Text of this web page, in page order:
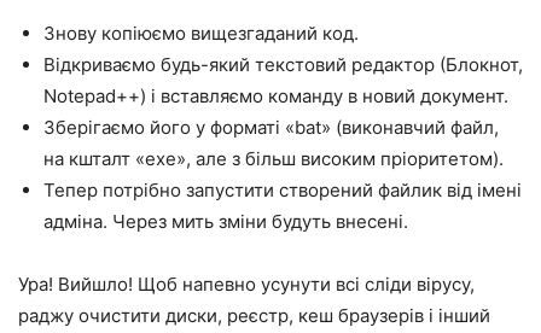
Знову копіюємо вищезгаданий код.
Відкриваємо будь-який текстовий редактор (Блокнот,
Notepad++) і вставляємо команду в новий документ.
Зберігаємо його у форматі «bat» (виконавчий файл,
на кшталт «exe», але з більш високим пріоритетом).
Тепер потрібно запустити створений файлик від імені
адміна. Через мить зміни будуть внесені.
Ура! Вийшло! Щоб напевно усунути всі сліди вірусу,
раджу очистити диски, реєстр, кеш браузерів і інший